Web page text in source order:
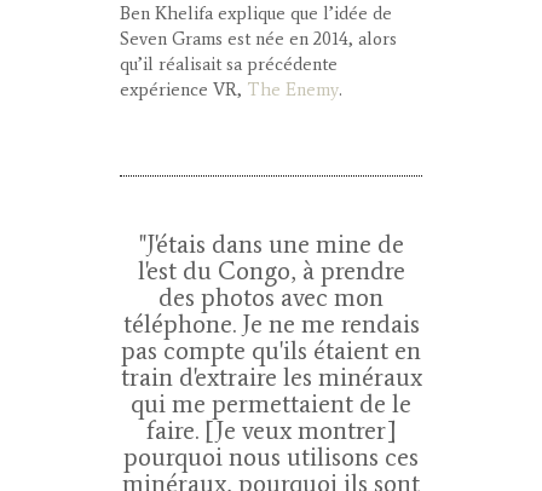
Ben Khelifa explique que l’idée de
Seven Grams est née en 2014, alors
qu’il réalisait sa précédente
expérience VR, The Enemy.
"J'étais dans une mine de
l'est du Congo, à prendre
des photos avec mon
téléphone. Je ne me rendais
pas compte qu'ils étaient en
train d'extraire les minéraux
qui me permettaient de le
faire. [Je veux montrer]
pourquoi nous utilisons ces
minéraux, pourquoi ils sont